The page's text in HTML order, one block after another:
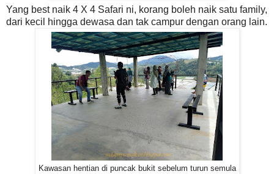
Yang best naik 4 X 4 Safari ni, korang boleh naik satu family,
dari kecil hingga dewasa dan tak campur dengan orang lain.
Kawasan hentian di puncak bukit sebelum turun semula